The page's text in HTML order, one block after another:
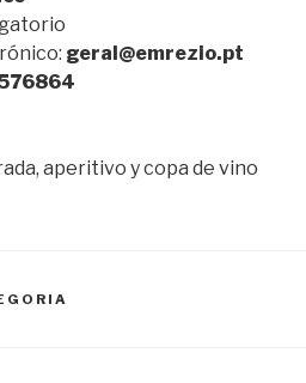
geral@emrezio.pt
aperitivo y copa de vino